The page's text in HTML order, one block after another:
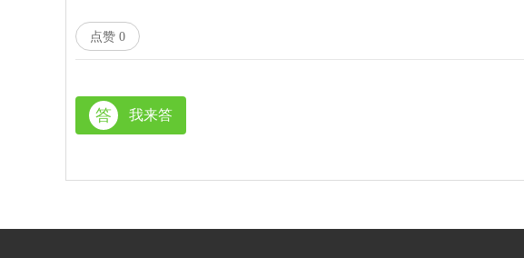
点赞 0
答 我来答